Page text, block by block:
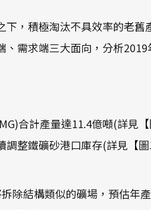
，積極淘汰不具效率的老
需求端三大面向，分析
合計產量達11.4億噸(詳見
整鐵礦砂港口庫存(詳見【
除結構類似的礦場，預估